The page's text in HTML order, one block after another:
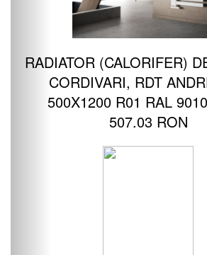
RADIATOR (CALORIFER)
CORDIVARI, RDT
500X1200 R01 RAL
507.03 RON